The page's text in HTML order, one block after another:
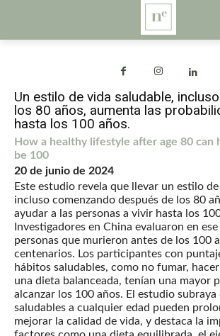
Un estilo de vida saludable,
los 80 años, aumenta las
hasta los 100 años.
How a healthy lifestyle after age 80 can
be 100
20 de junio de 2024
Este estudio revela que llevar un estilo
incluso comenzando después de los 80
ayudar a las personas a vivir hasta los
Investigadores en China evaluaron en
personas que murieron antes de los 100
centenarios. Los participantes con
hábitos saludables, como no fumar,
una dieta balanceada, tenían una mayor
alcanzar los 100 años. El estudio
saludables a cualquier edad pueden
mejorar la calidad de vida, y destaca la